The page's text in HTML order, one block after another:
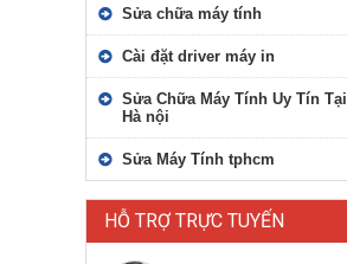
Sửa chữa máy tính
Cài đặt driver máy in
Sửa Chữa Máy Tính Uy Tín Tại
Hà nội
Sửa Máy Tính tphcm
HỖ TRỢ TRỰC TUYẾN